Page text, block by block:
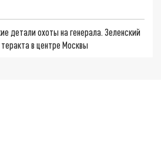
детали охоты на генерала. Зеленский
в центре Москвы